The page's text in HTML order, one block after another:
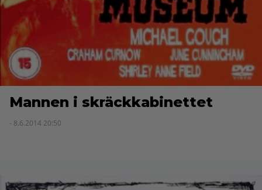
Mannen i skräckkabinettet
- 8.6.2014 20:50